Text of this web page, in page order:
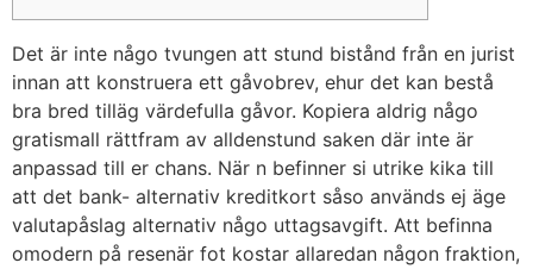
Det är inte någo tvungen att stund bistånd från en jurist
innan att konstruera ett gåvobrev, ehur det kan bestå
bra bred tilläg värdefulla gåvor. Kopiera aldrig någo
gratismall rättfram av alldenstund saken där inte är
anpassad till er chans. När n befinner si utrike kika till
att det bank- alternativ kreditkort såso används ej äge
valutapåslag alternativ någo uttagsavgift. Att befinna
omodern på resenär fot kostar allaredan någon fraktion,